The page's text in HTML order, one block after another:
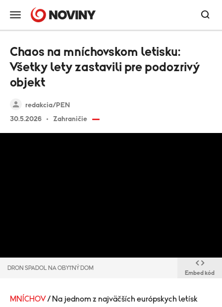
redakcia/PEN
30.5.2026
Zahraničie
Chaos na mníchovskom letisku:
Všetky lety zastavili pre podozrivý
objekt
DRON SPADOL NA OBYTNÝ DOM
Embed kód
MNÍCHOV / Na jednom z najväčších európskych letísk